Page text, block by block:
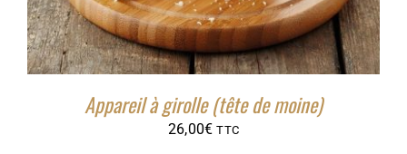
Appareil à girolle (tête de moine)
26,00€ TTC